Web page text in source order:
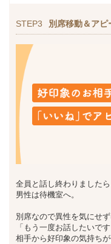
STEP3 別席移動＆アピ
全員と話し終わりましたら
男性は待機室へ。
別席なので異性を気にせず
「もう一度お話したいで
相手から好印象の気持ち